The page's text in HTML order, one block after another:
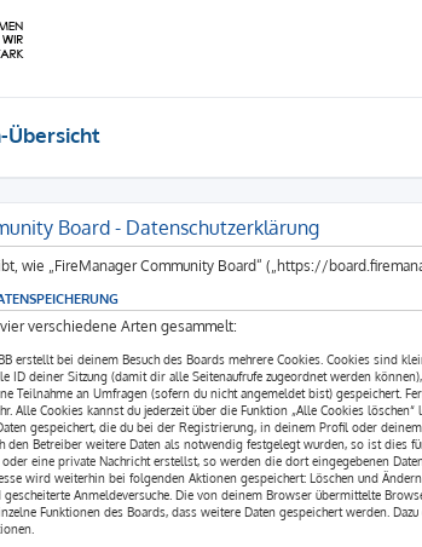
Übersicht
Board - Datenschutzerklärung
wie „FireManager Community Board“ („https://
verschiedene Arten gesammelt:
erstellt bei deinem Besuch des Boards mehrere Cookies. Cookies sind
ID deiner Sitzung (damit dir alle Seitenaufrufe zugeordnet werden
Teilnahme an Umfragen (sofern du nicht angemeldet bist) gespeichert.
Alle Cookies kannst du jederzeit über die Funktion „Alle Cookies löschen“
gespeichert, die du bei der Registrierung, in deinem Profil oder
den Betreiber weitere Daten als notwendig festgelegt wurden, so ist dies
eine private Nachricht erstellst, so werden die dort eingegebenen
wird weiterhin bei folgenden Aktionen gespeichert: Löschen und
gescheiterte Anmeldeversuche. Die von deinem Browser übermittelte
Funktionen des Boards, dass weitere Daten gespeichert werden.